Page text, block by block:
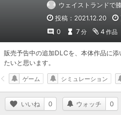
ウェイストランドで
投稿：2021.12.20
0
7 分 4 作品
販売予告中の追加DLCを、本体作品に
たいと思います。
いいね 0 ウォッチ 0
ゲーム シミュレーション